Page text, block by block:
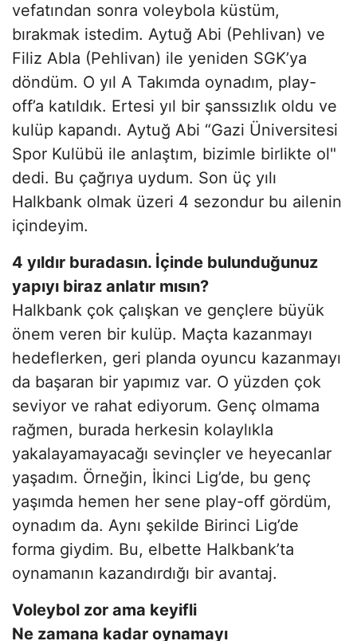
vefatından sonra voleybola küstüm,
bırakmak istedim. Aytuğ Abi (Pehlivan) ve
Filiz Abla (Pehlivan) ile yeniden SGK’ya
döndüm. O yıl A Takımda oynadım, play-
off’a katıldık. Ertesi yıl bir şanssızlık oldu ve
kulüp kapandı. Aytuğ Abi “Gazi Üniversitesi
Spor Kulübü ile anlaştım, bizimle birlikte ol"
dedi. Bu çağrıya uydum. Son üç yılı
Halkbank olmak üzeri 4 sezondur bu ailenin
içindeyim.
4 yıldır buradasın. İçinde bulunduğunuz
yapıyı biraz anlatır mısın?
Halkbank çok çalışkan ve gençlere büyük
önem veren bir kulüp. Maçta kazanmayı
hedeflerken, geri planda oyuncu kazanmayı
da başaran bir yapımız var. O yüzden çok
seviyor ve rahat ediyorum. Genç olmama
rağmen, burada herkesin kolaylıkla
yakalayamayacağı sevinçler ve heyecanlar
yaşadım. Örneğin, İkinci Lig’de, bu genç
yaşımda hemen her sene play-off gördüm,
oynadım da. Aynı şekilde Birinci Lig’de
forma giydim. Bu, elbette Halkbank’ta
oynamanın kazandırdığı bir avantaj.
Voleybol zor ama keyifli
Ne zamana kadar oynamayı